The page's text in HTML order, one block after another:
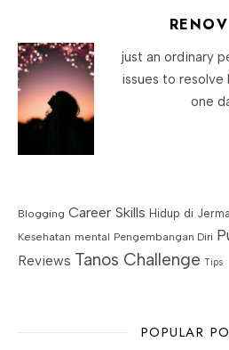
RENOV
just an ordinary
issues to
one
Blogging Career Skills Hidup di
Kesehatan mental Pengembangan Diri
Reviews Tanos Challenge Tips
POPULAR